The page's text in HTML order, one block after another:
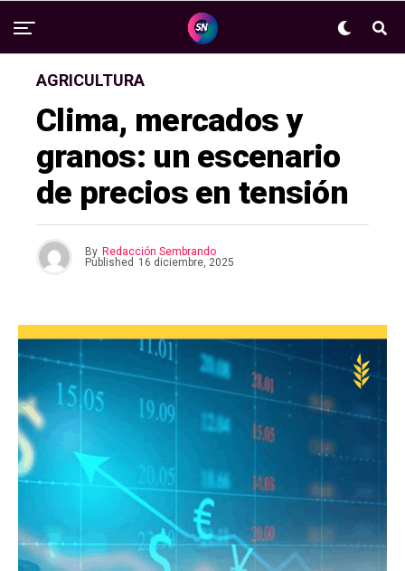
AGRICULTURA
Clima, mercados y
granos: un escenario
de precios en tensión
By Redacción Sembrando
Published 16 diciembre, 2025